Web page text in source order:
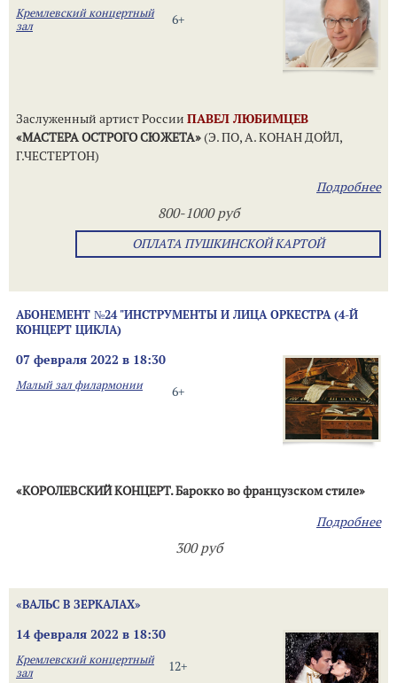
6+
Кремлевский концертный
зал
Заслуженный артист России ПАВЕЛ ЛЮБИМЦЕВ
«МАСТЕРА ОСТРОГО СЮЖЕТА»(Э. ПО, А. КОНАН ДОЙЛ,
Г.ЧЕСТЕРТОН)
Подробнее
800-1000 руб
ОПЛАТА ПУШКИНСКОЙ КАРТОЙ
АБОНЕМЕНТ №24 "ИНСТРУМЕНТЫ И ЛИЦА ОРКЕСТРА (4-Й
КОНЦЕРТ ЦИКЛА)
07 февраля 2022 в 18:30
6+
Малый зал филармонии
«КОРОЛЕВСКИЙ КОНЦЕРТ. Барокко во французском стиле»
Подробнее
300 руб
«ВАЛЬС В ЗЕРКАЛАХ»
14 февраля 2022 в 18:30
12+
Кремлевский концертный
зал